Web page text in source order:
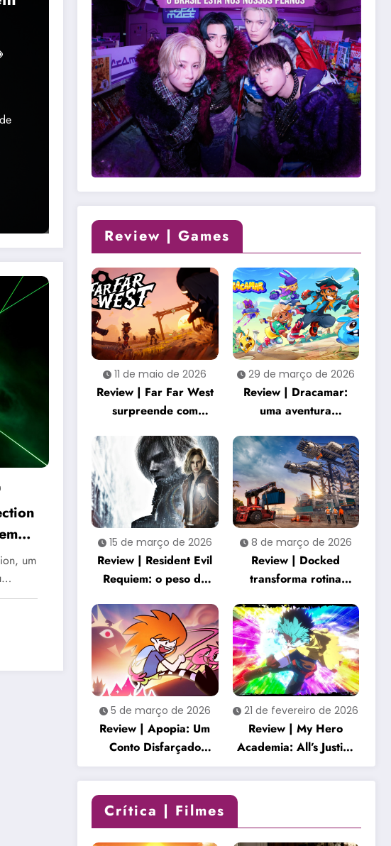
um
Review | Games
11 de maio de 2026
Review | Far Far West
surpreende com
cooperação intensa
29 de março de 2026
Review | Dracamar:
uma aventura
transforma
simplicidade em
charme
15 de março de 2026
Review | Resident Evil
Requiem: o peso de
renasce na franquia
8 de março de 2026
Review | Docked
transforma rotina
experiência
surpreendentemente
envolvente
5 de março de 2026
Review | Apopia: Um
Conto Disfarçado
transforma um mundo
fofo em uma história
inquietante
21 de fevereiro de 2026
Review | My Hero
Academia: All’s Justice
é uma celebração
empolgante que honra
Crítica | Filmes